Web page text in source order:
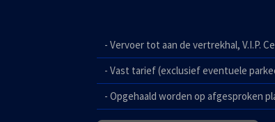
- Vervoer tot aan de vertrekhal, V.I.P.
- Vast tarief (exclusief eventuele
- Opgehaald worden op afgesproken